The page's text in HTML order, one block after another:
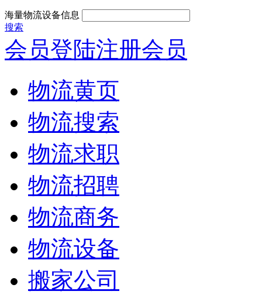
海量物流设备信息
搜索
会员登陆注册会员
物流黄页
物流搜索
物流求职
物流招聘
物流商务
物流设备
搬家公司